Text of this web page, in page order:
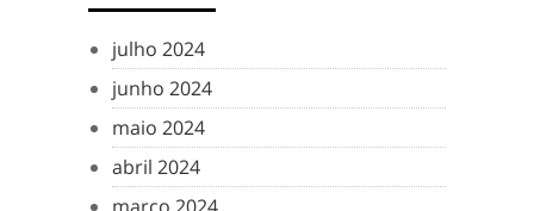
julho 2024
junho 2024
maio 2024
abril 2024